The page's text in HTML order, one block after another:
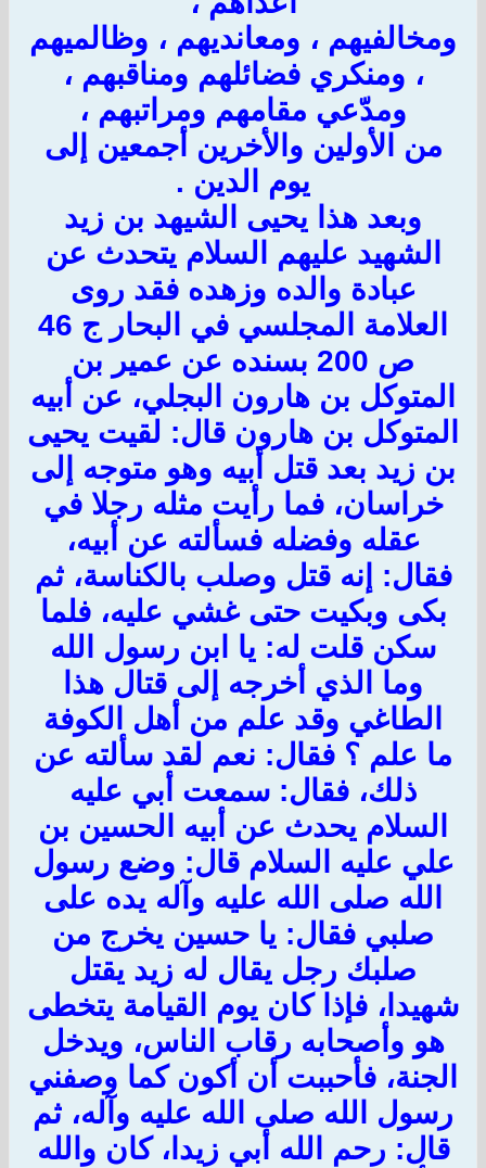
ومخالفيهم ، ومعانديهم ، وظالميهم
، ومنكري فضائلهم ومناقبهم ،
ومدّعي مقامهم ومراتبهم ،
من الأولين والأخرين أجمعين إلى
يوم الدين .
وبعد هذا يحيى الشيهد بن زيد
الشهيد عليهم السلام يتحدث عن
عبادة والده وزهده فقد روى
العلامة المجلسي في البحار ج 46
ص 200 بسنده عن عمير بن
المتوكل بن هارون البجلي، عن أبيه
المتوكل بن هارون قال: لقيت يحيى
بن زيد بعد قتل أبيه وهو متوجه إلى
خراسان، فما رأيت مثله رجلا في
عقله وفضله فسألته عن أبيه،
فقال: إنه قتل وصلب بالكناسة، ثم
بكى وبكيت حتى غشي عليه، فلما
سكن قلت له: يا ابن رسول الله
وما الذي أخرجه إلى قتال هذا
الطاغي وقد علم من أهل الكوفة
ما علم ؟ فقال: نعم لقد سألته عن
ذلك، فقال: سمعت أبي عليه
السلام يحدث عن أبيه الحسين بن
علي عليه السلام قال: وضع رسول
الله صلى الله عليه وآله يده على
صلبي فقال: يا حسين يخرج من
صلبك رجل يقال له زيد يقتل
شهيدا، فإذا كان يوم القيامة يتخطى
هو وأصحابه رقاب الناس، ويدخل
الجنة، فأحببت أن أكون كما وصفني
رسول الله صلى الله عليه وآله، ثم
قال: رحم الله أبي زيدا، كان والله